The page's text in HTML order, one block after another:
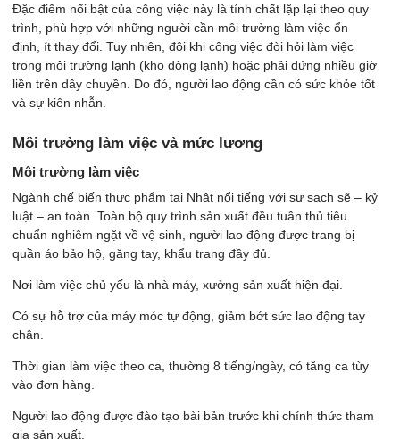
Đặc điểm nổi bật của công việc này là tính chất lặp lại theo quy
trình, phù hợp với những người cần môi trường làm việc ổn
định, ít thay đổi. Tuy nhiên, đôi khi công việc đòi hỏi làm việc
trong môi trường lạnh (kho đông lạnh) hoặc phải đứng nhiều giờ
liền trên dây chuyền. Do đó, người lao động cần có sức khỏe tốt
và sự kiên nhẫn.
Môi trường làm việc và mức lương
Môi trường làm việc
Ngành chế biến thực phẩm tại Nhật nổi tiếng với sự sạch sẽ – kỷ
luật – an toàn. Toàn bộ quy trình sản xuất đều tuân thủ tiêu
chuẩn nghiêm ngặt về vệ sinh, người lao động được trang bị
quần áo bảo hộ, găng tay, khẩu trang đầy đủ.
Nơi làm việc chủ yếu là nhà máy, xưởng sản xuất hiện đại.
Có sự hỗ trợ của máy móc tự động, giảm bớt sức lao động tay
chân.
Thời gian làm việc theo ca, thường 8 tiếng/ngày, có tăng ca tùy
vào đơn hàng.
Người lao động được đào tạo bài bản trước khi chính thức tham
gia sản xuất.